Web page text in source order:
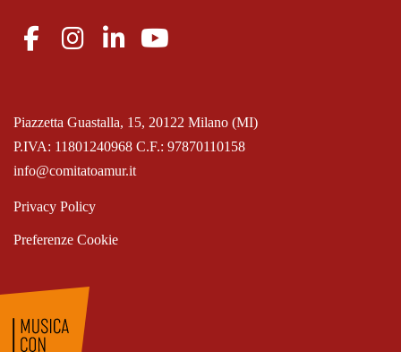
P.IVA: 11801240968 C.F.: 97870110158
Piazzetta Guastalla, 15, 20122 Milano (MI)
info@comitatoamur.it
Privacy Policy
Preferenze Cookie